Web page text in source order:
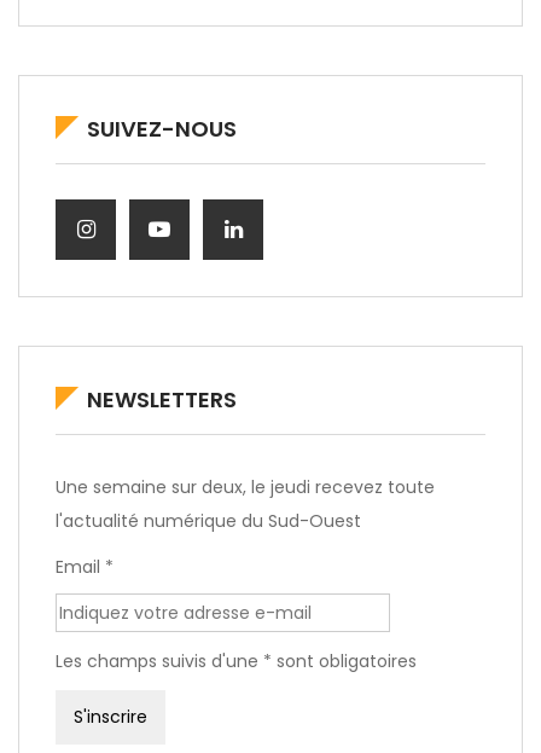
SUIVEZ-NOUS
NEWSLETTERS
Une semaine sur deux, le jeudi recevez toute
l'actualité numérique du Sud-Ouest
Email *
Les champs suivis d'une * sont obligatoires